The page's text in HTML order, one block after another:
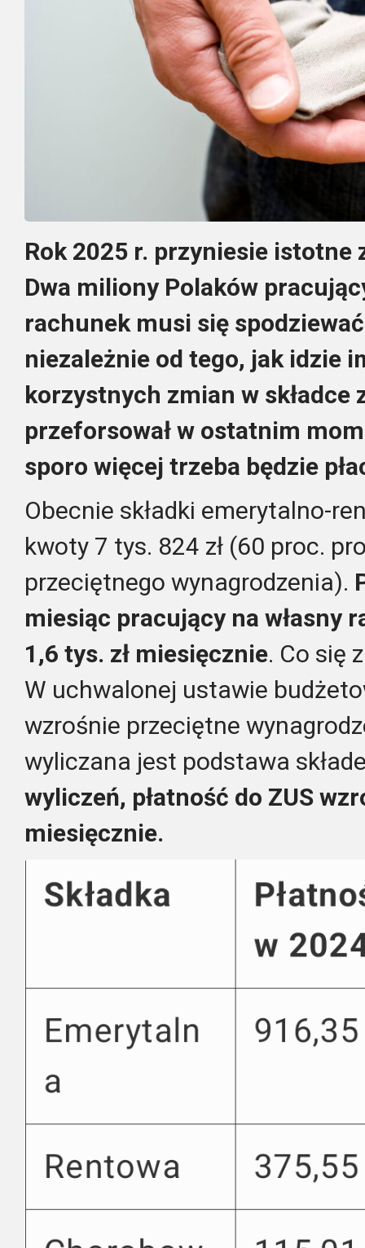
Rok 2025 r. przyniesie istotne
Dwa miliony Polaków
rachunek musi się
niezależnie od tego, jak idzie
korzystnych zmian w
przeforsował w ostatnim
sporo więcej trzeba będzie
Obecnie składki emerytalno-
kwoty 7 tys. 824 zł (60 proc.
przeciętnego wynagrodzenia).
miesiąc pracujący na własny
1,6 tys. zł miesięcznie. Co się
W uchwalonej ustawie
wzrośnie przeciętne
wyliczana jest podstawa
wyliczeń, płatność do ZUS
miesięcznie.